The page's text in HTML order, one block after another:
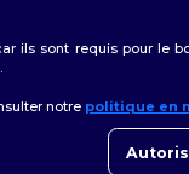
ils sont requis pour le
notre politique en
👋
Si vous